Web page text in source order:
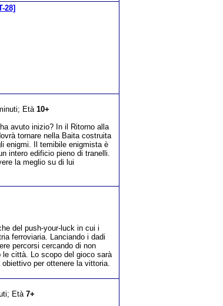
28]
Età 10+
avuto inizio? In il Ritorno alla
tornare nella Baita costruita
enigmi. Il temibile enigmista è
intero edificio pieno di tranelli.
la meglio su di lui
del push-your-luck in cui i
ferroviaria. Lanciando i dadi
percorsi cercando di non
le città. Lo scopo del gioco sarà
per ottenere la vittoria.
Età 7+